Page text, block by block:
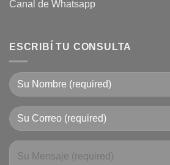
Canal de Whatsapp
ESCRIBÍ TU CONSULTA